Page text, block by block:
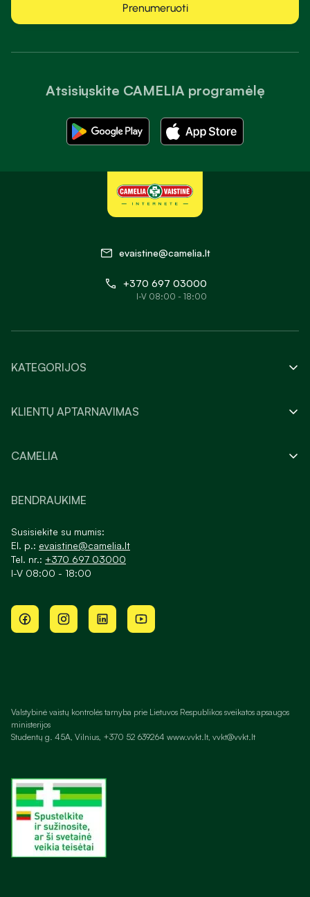
Atsisiųskite CAMELIA programėlę
Prenumeruoti
evaistine@camelia.lt
+370 697 03000
I-V 08:00 - 18:00
KATEGORIJOS
KLIENTŲ APTARNAVIMAS
CAMELIA
BENDRAUKIME
Susisiekite su mumis:
El. p.: evaistine@camelia.lt
Tel. nr.: +370 697 03000
I-V 08:00 - 18:00
Valstybinė vaistų kontrolės tarnyba prie Lietuvos Respublikos sveikatos apsaugos
ministerijos
Studentų g. 45A, Vilnius, +370 52 639264 www.vvkt.lt, vvkt@vvkt.lt